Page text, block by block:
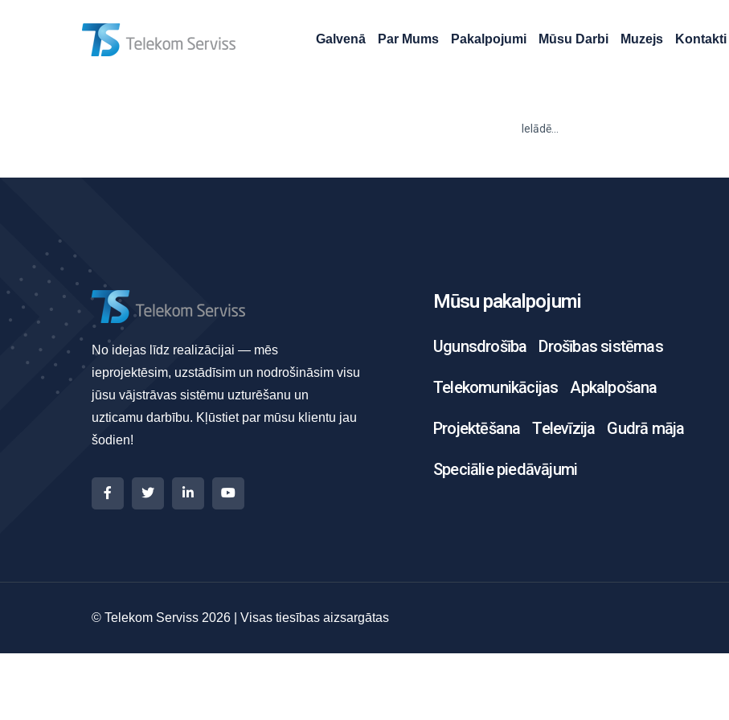
Galvenā Par Mums Pakalpojumi Mūsu Darbi Muzejs Kontakti
Ielādē...
No idejas līdz realizācijai — mēs
ieprojektēsim, uzstādīsim un nodrošināsim visu
jūsu vājstrāvas sistēmu uzturēšanu un
uzticamu darbību. Kļūstiet par mūsu klientu jau
šodien!
Mūsu pakalpojumi
Ugunsdrošība Drošības sistēmas
Telekomunikācijas Apkalpošana
Projektēšana Televīzija Gudrā māja
Speciālie piedāvājumi
© Telekom Serviss 2026 | Visas tiesības aizsargātas